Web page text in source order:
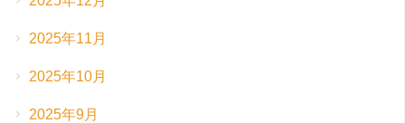
2025年11月
2025年10月
2025年9月